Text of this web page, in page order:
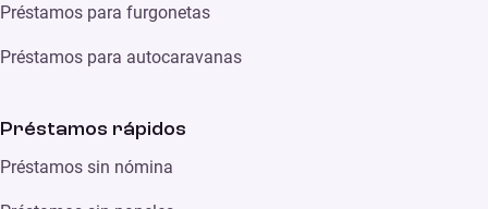
Préstamos para furgonetas
Préstamos para autocaravanas
Préstamos rápidos
Préstamos sin nómina